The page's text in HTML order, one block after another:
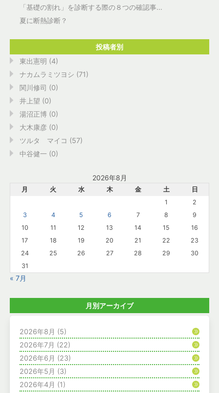
「基礎の割れ」を診断する際の８つの確認事...
夏に断熱診断？
投稿者別
東出憲明 (4)
ナカムラミツヨシ (71)
関川修司 (0)
井上望 (0)
湯沼正博 (0)
大木康彦 (0)
ツルタ マイコ (57)
中谷健一 (0)
2026年8月
月 火 水 木 金 土
日
1
2
3
4 5 6 7 8
9
10
11 12 13 14 15
16
17
18 19 20 21 22
23
24
25 26 27 28 29
30
31
« 7月
月別アーカイブ
2026年8月 (5)
2026年7月 (22)
2026年6月 (23)
2026年5月 (3)
2026年4月 (1)